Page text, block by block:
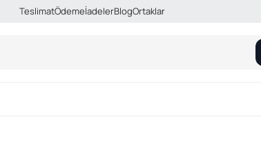
TeslimatÖdemeİadelerBlogOrtaklar